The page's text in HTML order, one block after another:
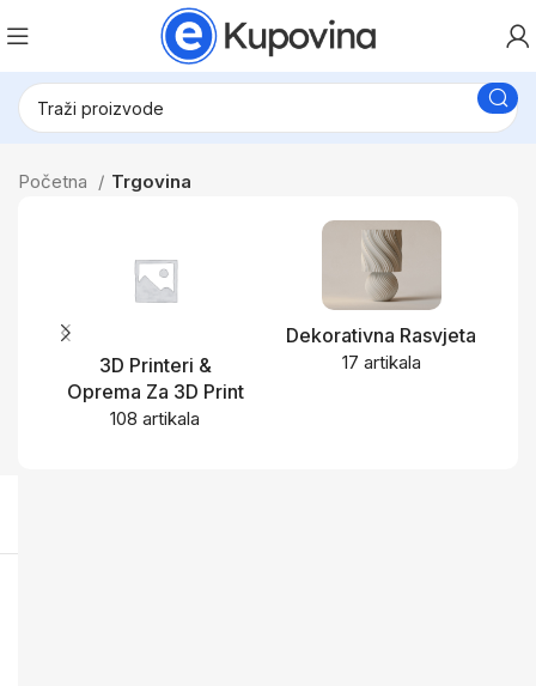
Početna Trgovina
3D Printeri &
Oprema Za 3D Print
108 artikala
Dekorativna Rasvjeta
17 artikala